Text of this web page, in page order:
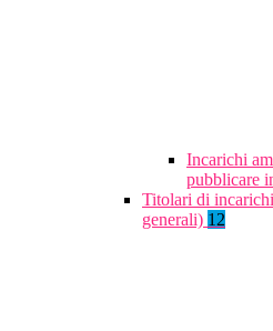
Incarichi
pubblicare
Titolari di
generali) 12